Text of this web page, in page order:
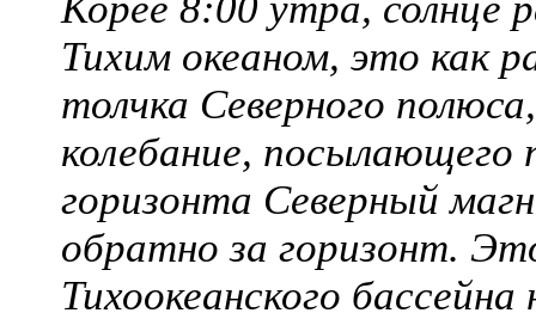
Тихим океаном, это как
толчка Северного
колебание, посылающего
горизонта Северный
обратно за горизонт.
Тихоокеанского